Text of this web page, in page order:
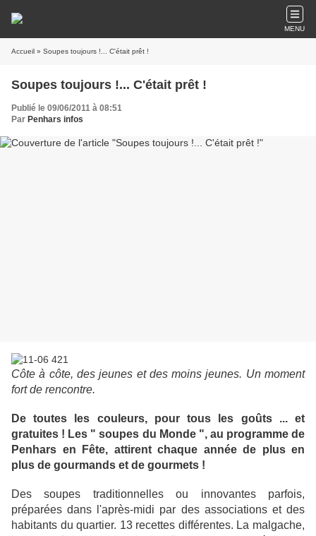
MENU
Accueil » Soupes toujours !... C'était prêt !
Soupes toujours !... C'était prêt !
Publié le 09/06/2011 à 08:51
Par Penhars infos
Côte à côte, des jeunes et des moins jeunes. Un moment
fort de rencontre.
De toutes les couleurs, pour tous les goûts ... et
gratuites ! Les " soupes du Monde ", au programme de
Penhars en Fête, attirent chaque année de plus en
plus de gourmands et de gourmets !
Des soupes traditionnelles ou innovantes parfois,
préparées dans l'après-midi par des associations et des
habitants du quartier. 13 recettes différentes. La malgache,